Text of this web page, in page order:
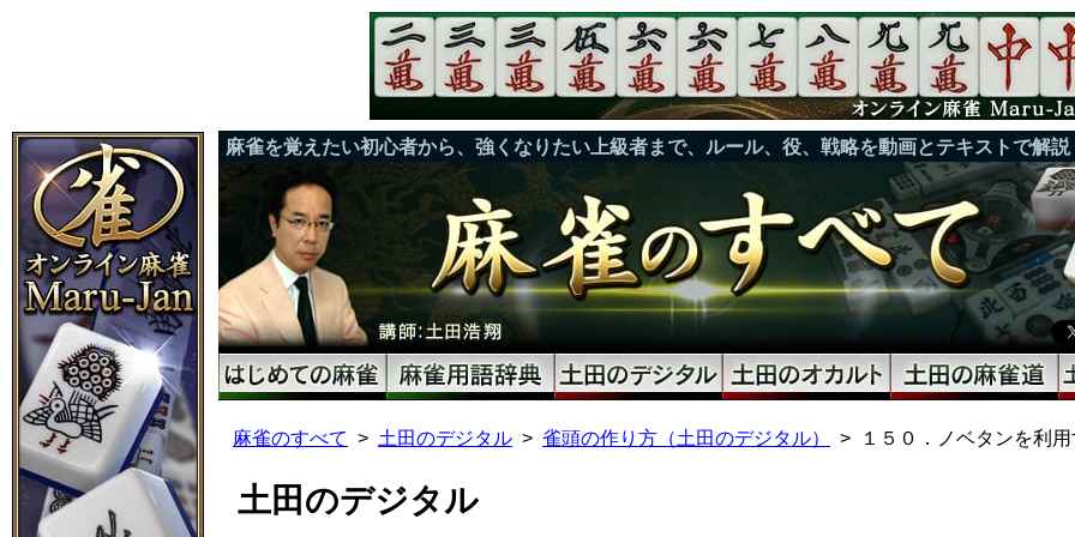
麻雀を覚えたい初心者から、強くなりたい上級者まで、ルール、役、戦略を動画とテキストで解説
麻雀のすべて 土田のデジタル 雀頭の作り方（土田のデジタル） １５０．ノベタンを利
土田のデジタル